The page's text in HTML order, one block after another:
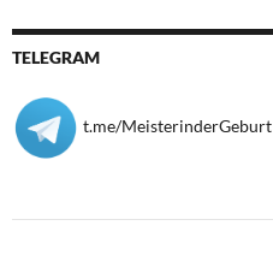
TELEGRAM
t.me/MeisterinderGeburt